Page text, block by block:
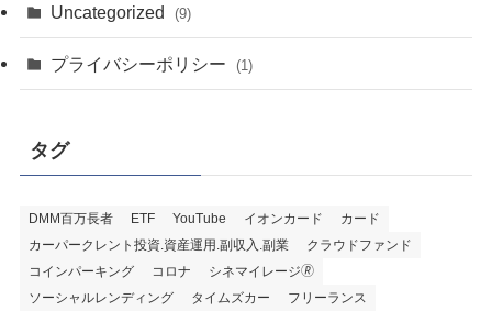
Uncategorized (9)
プライバシーポリシー (1)
タグ
DMM百万長者 ETF YouTube イオンカード
カード
カーパークレント投資.資産運用.副収入.副業
クラウドファンド
コインパーキング
コロナ
シネマイレージ🄬
ソーシャルレンディング
タイムズカー
フリーランス